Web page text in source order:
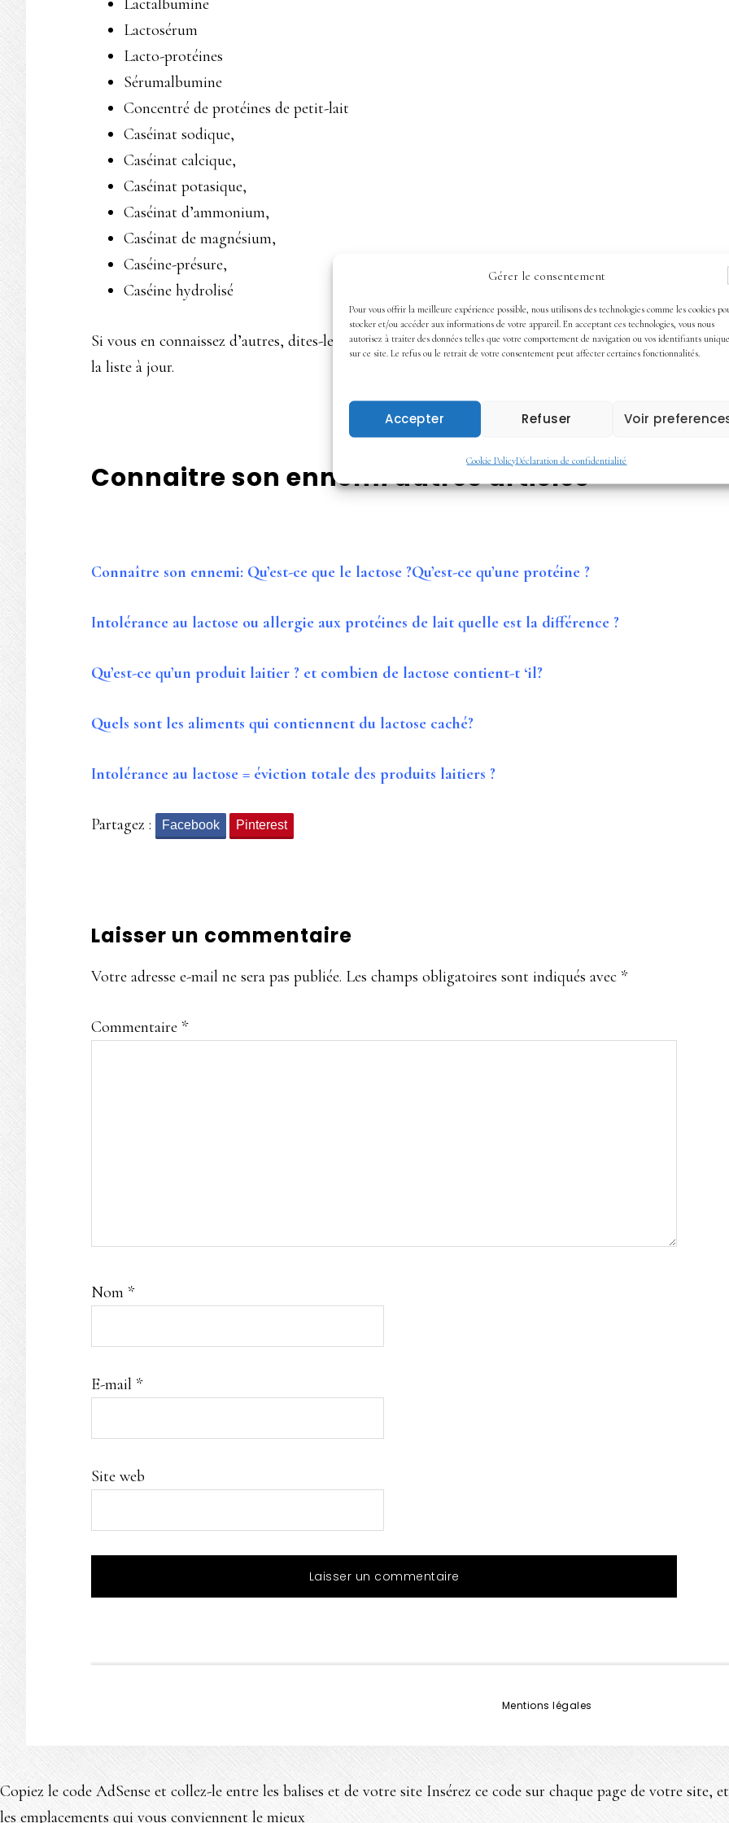
Gérer le consentement
Pour vous offrir la meilleure expérience possible, nous utilisons des technologies comme les cookies
stocker et/ou accéder aux informations de votre appareil. En acceptant ces technologies, vous nous
autorisez à traiter des données telles que votre comportement de navigation ou vos identifiants
sur ce site. Le refus ou le retrait de votre consentement peut affecter certaines fonctionnalités.
Accepter Refuser Voir
Cookie PolicyDéclaration de confidentialité
Lactalbumine
Lactosérum
Lacto-protéines
Sérumalbumine
Concentré de protéines de petit-lait
Caséinat sodique,
Caséinat calcique,
Caséinat potasique,
Caséinat d’ammonium,
Caséinat de magnésium,
Caséine-présure,
Caséine hydrolisé
Si vous en connaissez d’autres, dites-le moi dans un commentaire ci-dessous ! Je mettrai alors
la liste à jour.
Connaitre son ennemi autres articles
Connaître son ennemi: Qu’est-ce que le lactose ?Qu’est-ce qu’une protéine ?
Intolérance au lactose ou allergie aux protéines de lait quelle est la différence ?
Qu’est-ce qu’un produit laitier ? et combien de lactose contient-t ‘il?
Quels sont les aliments qui contiennent du lactose caché?
Intolérance au lactose = éviction totale des produits laitiers ?
Partagez : Facebook Pinterest
Interactions
du
Laisser un commentaire
Votre adresse e-mail ne sera pas publiée. Les champs obligatoires sont indiqués avec *
Commentaire *
Nom *
E-mail *
Site web
Mentions légales
Copiez le code AdSense et collez-le entre les balises et de votre site Insérez ce code sur chaque page de votre site,
les emplacements qui vous conviennent le mieux